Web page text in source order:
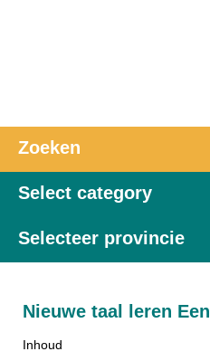
Zoeken
Select category
Selecteer provincie
Nieuwe taal leren Een
Inhoud